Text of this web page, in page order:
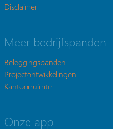
Disclaimer
Meer bedrijfspanden
Beleggingspanden
Projectontwikkelingen
Kantoorruimte
Onze app